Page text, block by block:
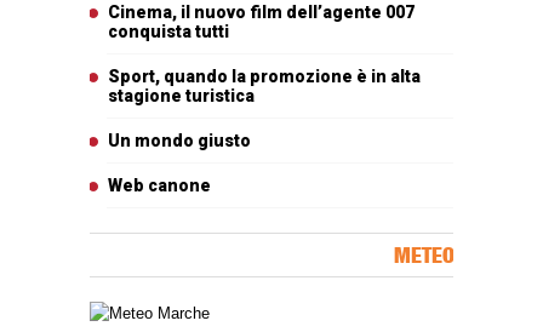
Cinema, il nuovo film dell’agente 007
conquista tutti
Sport, quando la promozione è in alta
stagione turistica
Un mondo giusto
Web canone
METEO
Carta meteorologica delle Marche